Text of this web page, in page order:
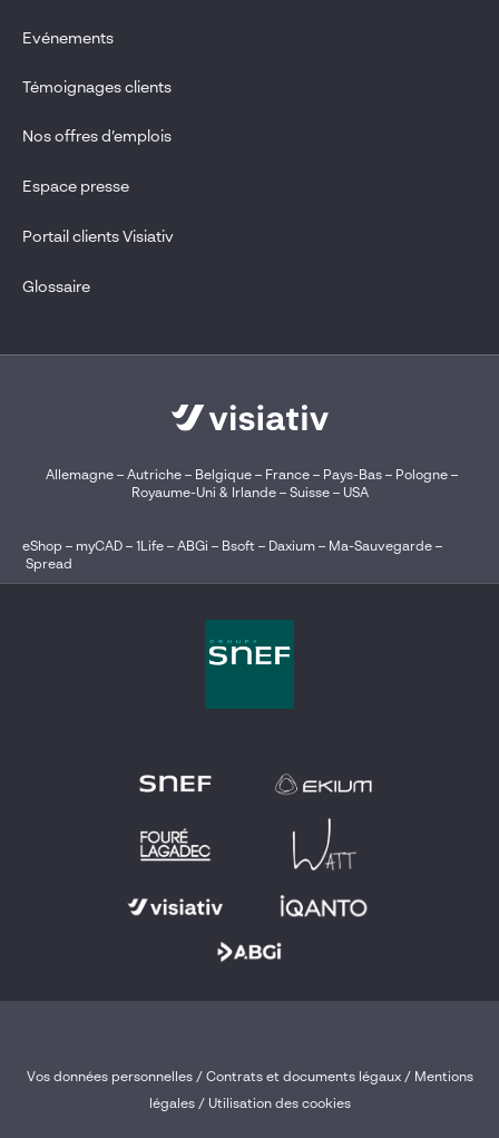
Evénements
Témoignages clients
Nos offres d’emplois
Espace presse
Portail clients Visiativ
Glossaire
Allemagne– Autriche– Belgique – France– Pays-Bas– Pologne–
Royaume-Uni & Irlande– Suisse– USA
eShop – myCAD – 1Life – ABGi – Bsoft – Daxium – Ma-Sauvegarde –
Spread
Vos données personnelles/ Contrats et documents légaux/ Mentions
légales / Utilisation des cookies